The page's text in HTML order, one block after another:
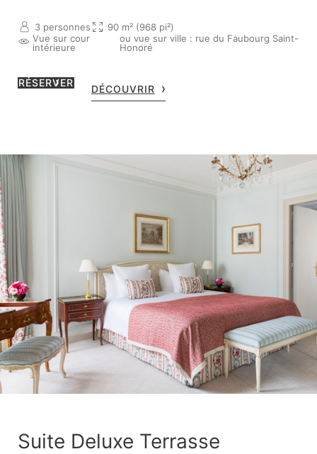
3 personnes
90 m² (968 pi²)
Vue sur cour
intérieure
ou vue sur ville : rue du Faubourg Saint-
Honoré
RÉSERVER
DÉCOUVRIR
Suite Deluxe Terrasse